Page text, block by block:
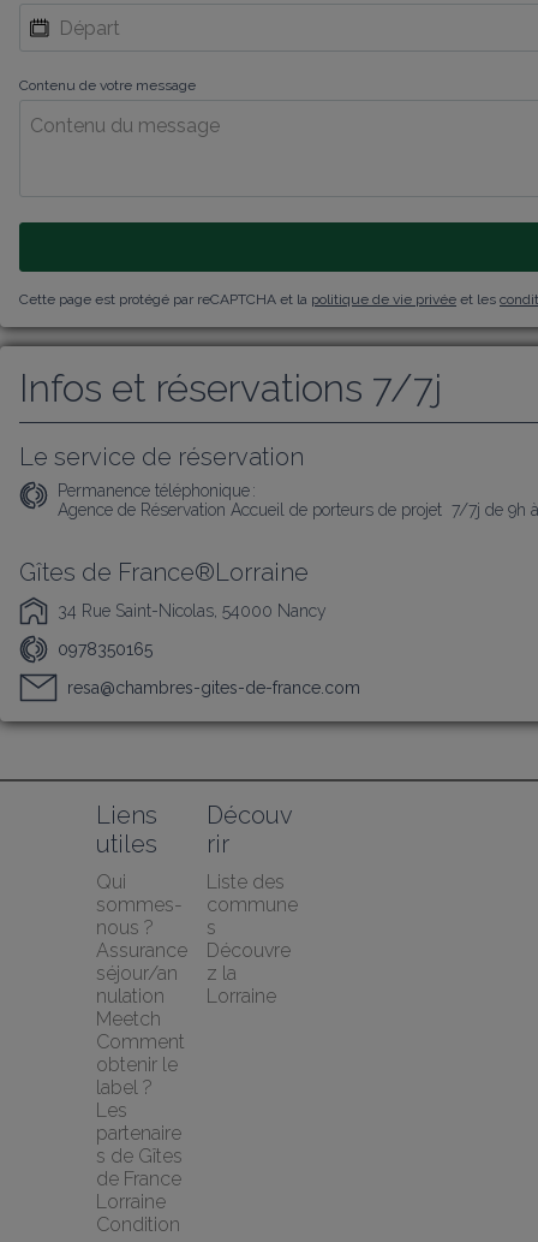
Contenu de votre message
Cette page est protégé par reCAPTCHA et la politique de vie privée et les
Infos et réservations 7/7j
Le service de réservation
Permanence téléphonique :
Agence de Réservation Accueil de porteurs de projet  7/7j de 9h
Gîtes de France®Lorraine
34 Rue Saint-Nicolas, 54000 Nancy
0978350165
resa@chambres-gites-de-france.com
Liens
utiles
Qui
sommes-
nous ?
Assurance
séjour/an
nulation
Meetch
Comment
obtenir le
label ?
Les
partenaire
s de Gîtes
de France
Lorraine
Condition
Découv
rir
Liste des
commune
s
Découvre
z la
Lorraine